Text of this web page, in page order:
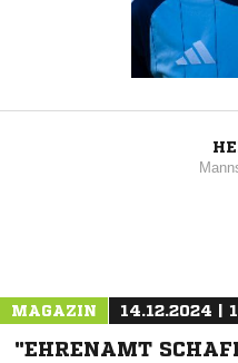
MAGAZIN 14.12.2024 |
"EHRENAMT